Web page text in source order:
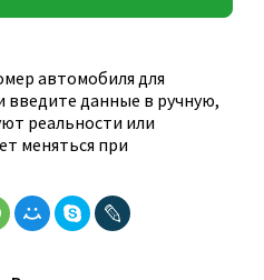
автомобиля для
введите данные в ручную,
реальности или
меняться при